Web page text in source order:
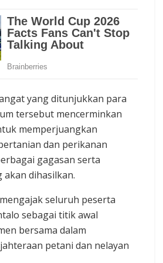
yang ditunjukkan para
tersebut mencerminkan
memperjuangkan
dan perikanan
gagasan serta
akan dihasilkan.
seluruh peserta
sebagai titik awal
bersama dalam
petani dan nelayan